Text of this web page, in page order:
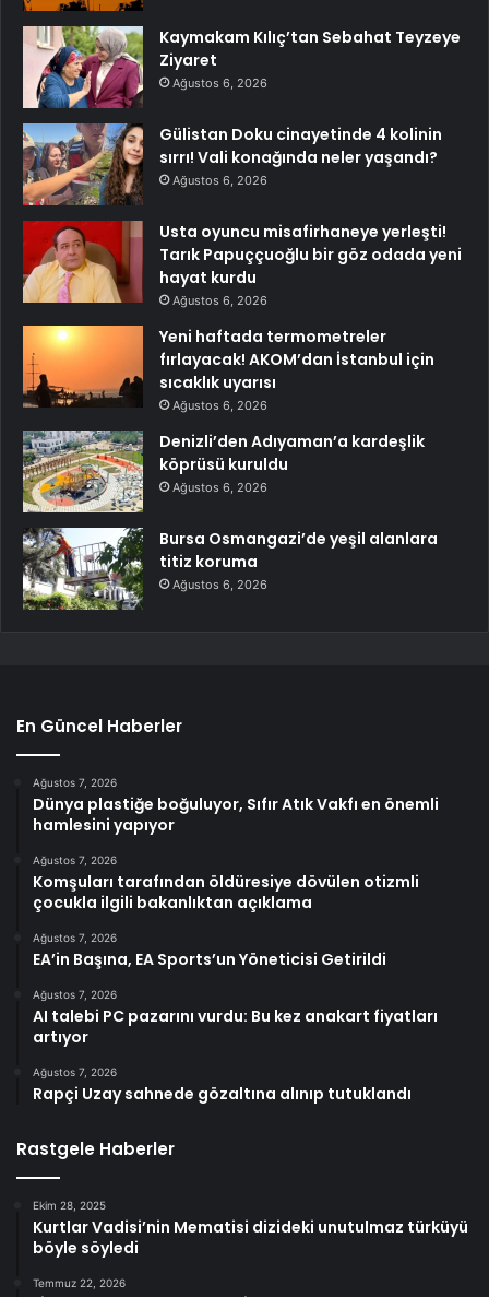
Kaymakam Kılıç’tan Sebahat Teyzeye
Ziyaret
Ağustos 6, 2026
Gülistan Doku cinayetinde 4 kolinin
sırrı! Vali konağında neler yaşandı?
Ağustos 6, 2026
Usta oyuncu misafirhaneye yerleşti!
Tarık Papuççuoğlu bir göz odada yeni
hayat kurdu
Ağustos 6, 2026
Yeni haftada termometreler
fırlayacak! AKOM’dan İstanbul için
sıcaklık uyarısı
Ağustos 6, 2026
Denizli’den Adıyaman’a kardeşlik
köprüsü kuruldu
Ağustos 6, 2026
Bursa Osmangazi’de yeşil alanlara
titiz koruma
Ağustos 6, 2026
En Güncel Haberler
Ağustos 7, 2026
Dünya plastiğe boğuluyor, Sıfır Atık Vakfı en önemli
hamlesini yapıyor
Ağustos 7, 2026
Komşuları tarafından öldüresiye dövülen otizmli
çocukla ilgili bakanlıktan açıklama
Ağustos 7, 2026
EA’in Başına, EA Sports’un Yöneticisi Getirildi
Ağustos 7, 2026
AI talebi PC pazarını vurdu: Bu kez anakart fiyatları
artıyor
Ağustos 7, 2026
Rapçi Uzay sahnede gözaltına alınıp tutuklandı
Rastgele Haberler
Ekim 28, 2025
Kurtlar Vadisi’nin Mematisi dizideki unutulmaz türküyü
böyle söyledi
Temmuz 22, 2026